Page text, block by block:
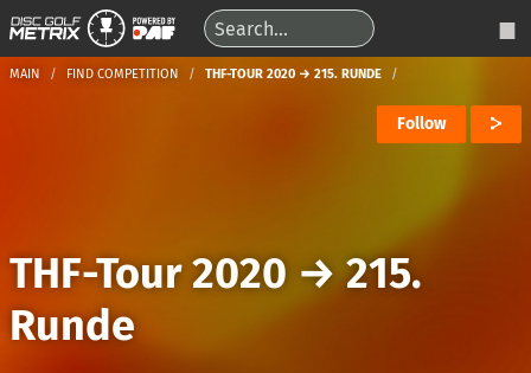
MAIN FIND COMPETITION THF-TOUR 2020 → 215. RUNDE
Follow
THF-Tour 2020 →215.
Runde